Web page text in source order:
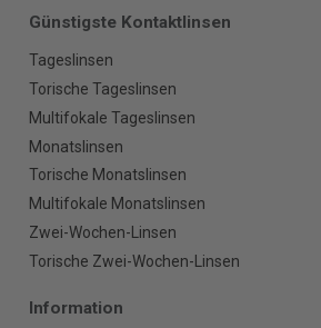
Günstigste Kontaktlinsen
Tageslinsen
Torische Tageslinsen
Multifokale Tageslinsen
Monatslinsen
Torische Monatslinsen
Multifokale Monatslinsen
Zwei-Wochen-Linsen
Torische Zwei-Wochen-Linsen
Information